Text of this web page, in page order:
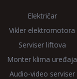
Električar
Vikler elektromotora
Serviser liftova
Monter klima uređaja
Audio-video serviser